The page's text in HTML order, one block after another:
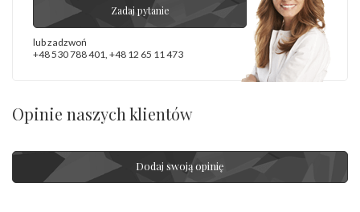
Zadaj pytanie
lub zadzwoń
+48 530 788 401, +48 12 65 11 473
Opinie naszych klientów
Dodaj swoją opinię